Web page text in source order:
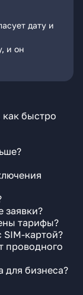
дату и
и он
быстро
заявки?
тарифы?
SIM-картой?
проводного
для бизнеса?